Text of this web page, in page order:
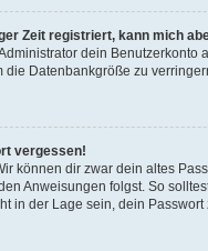
Zeit registriert, kann mich
dein
die Datenbankgröße zu
vergessen!
können dir zwar dein altes
Anweisungen folgst. So
in der Lage sein, dein